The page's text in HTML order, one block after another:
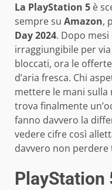
La PlayStation 5 è
sempre su Amazon,
Day 2024. Dopo
irraggiungibile per
bloccati, ora le
d’aria fresca. Chi
mettere le mani sulla
trova finalmente
fanno davvero la
vedere cifre così
davvero non perdere
PlayStation